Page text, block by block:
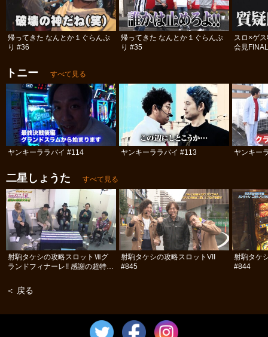
帰ってきた なんとか１ぐらんぷ
り #36
帰ってきた なんとか１ぐらんぷ
り #35
スロ×ゲ
会見
トニー すべて見る
ヤンキーララバイ #114 ヤンキーララバイ #113 ヤンキー
二星しょうた すべて見る
射駒タケシの攻略スロットⅦグ
ランドフィナーレ!! 感謝の超特大
射駒タケシの攻略スロットVII
#845
射駒タケ
#844
＜ 戻る